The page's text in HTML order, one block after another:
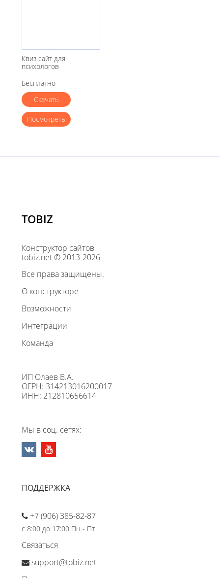
Квиз сайт для
психологов
Бесплатно
Скачать
Посмотреть
TOBIZ
Конструктор сайтов
tobiz.net © 2013-2026
Все права защищены.
О конструкторе
Возможности
Интеграции
Команда
ИП Олаев В.А.
ОГРН: 314213016200017
ИНН: 212810656614
Мы в соц. сетях:
ПОДДЕРЖКА
+7 (906) 385-82-87
с 8:00 до 17:00 Пн - Пт
Связаться
support@tobiz.net